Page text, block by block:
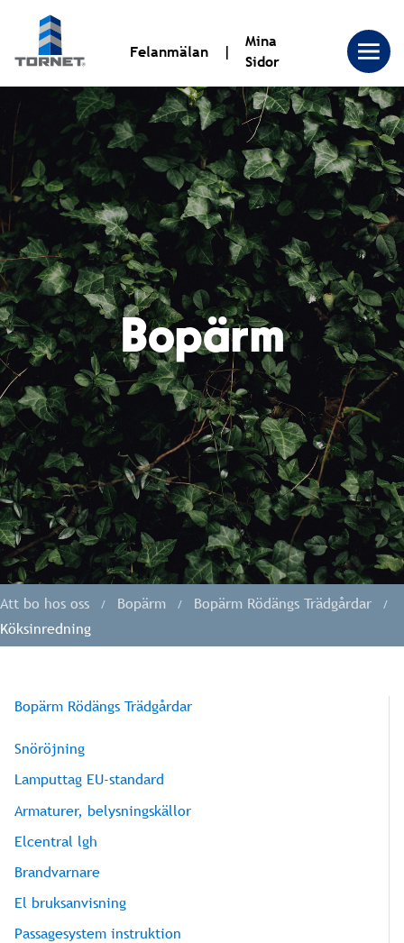
Tornet
Bostadsproduktion
AB
|
Tornet
Felanmälan
Mina
Sidor
Bopärm
Att bo hos oss Bopärm
Bopärm Rödängs Trädgårdar
Köksinredning
Bopärm Rödängs Trädgårdar
Snöröjning
Lamputtag EU-standard
Armaturer, belysningskällor
Elcentral lgh
Brandvarnare
El bruksanvisning
Passagesystem instruktion